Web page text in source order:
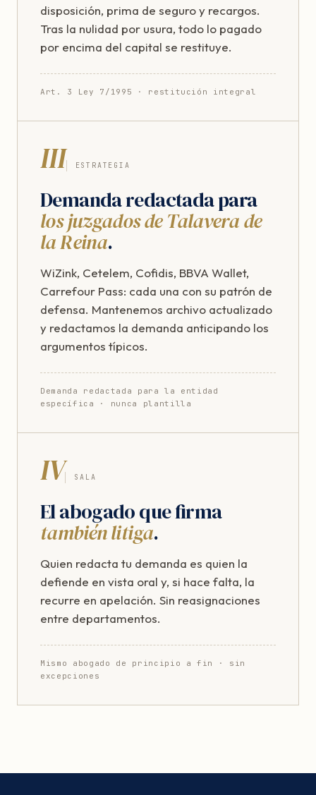
disposición, prima de seguro y recargos.
Tras la nulidad por usura, todo lo pagado
por encima del capital se restituye.
Art. 3 Ley 7/1995 · restitución integral
III ESTRATEGIA
Demanda redactada para
los juzgados de Talavera de
la Reina.
WiZink, Cetelem, Cofidis, BBVA Wallet,
Carrefour Pass: cada una con su patrón de
defensa. Mantenemos archivo actualizado
y redactamos la demanda anticipando los
argumentos típicos.
Demanda redactada para la entidad
específica · nunca plantilla
IV SALA
El abogado que firma
también litiga.
Quien redacta tu demanda es quien la
defiende en vista oral y, si hace falta, la
recurre en apelación. Sin reasignaciones
entre departamentos.
Mismo abogado de principio a fin · sin
excepciones